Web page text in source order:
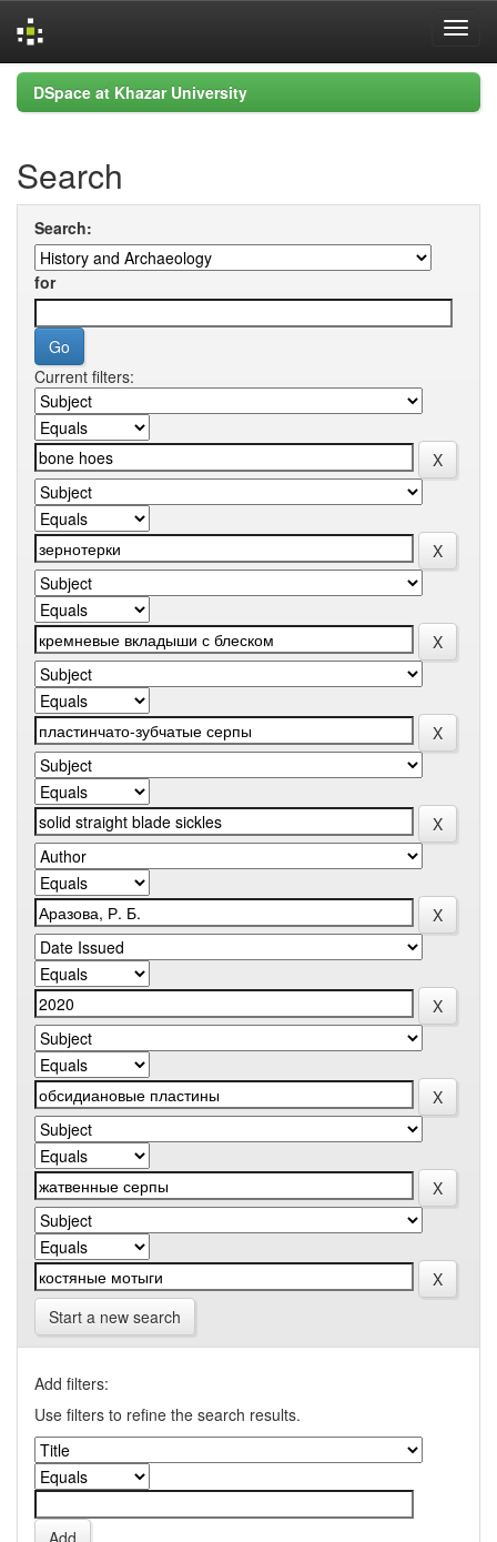
Skip
navigation
DSpace at Khazar University
Search
Search:
for
Current filters:
Start a new search
Add filters:
Use filters to refine the search results.